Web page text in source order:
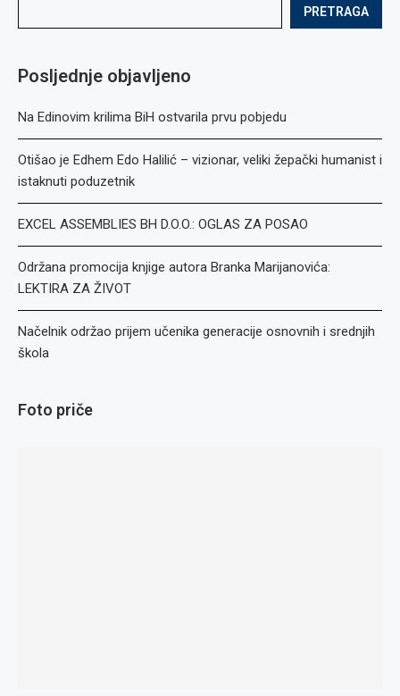
PRETRAGA
Posljednje objavljeno
Na Edinovim krilima BiH ostvarila prvu pobjedu
Otišao je Edhem Edo Halilić – vizionar, veliki žepački humanist i
istaknuti poduzetnik
EXCEL ASSEMBLIES BH D.O.O.: OGLAS ZA POSAO
Održana promocija knjige autora Branka Marijanovića:
LEKTIRA ZA ŽIVOT
Načelnik održao prijem učenika generacije osnovnih i srednjih
škola
Foto priče